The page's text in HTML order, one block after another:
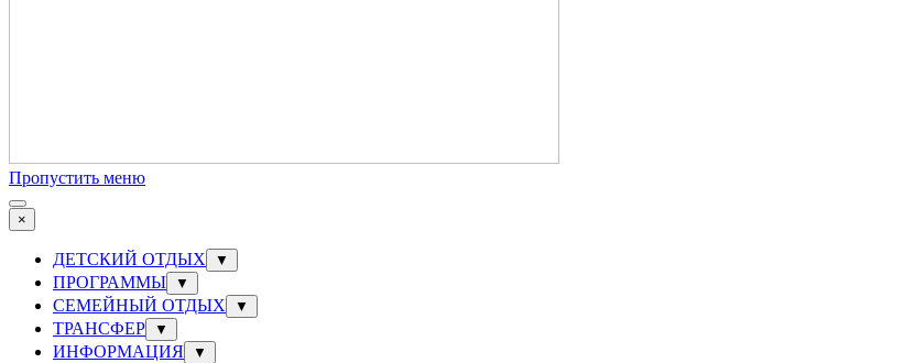
Пропустить меню
×
ДЕТСКИЙ ОТДЫХ ▼
ПРОГРАММЫ ▼
СЕМЕЙНЫЙ ОТДЫХ ▼
ТРАНСФЕР ▼
ИНФОРМАЦИЯ ▼